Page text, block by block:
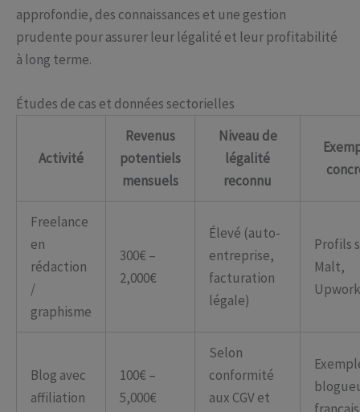
approfondie, des connaissances et une gestion
prudente pour assurer leur légalité et leur profitabilité
à long terme.
Études de cas et données sectorielles
Activité
Revenus
potentiels
mensuels
Niveau de
légalité
reconnu
Freelance
en
rédaction
/
graphisme
300€ –
2,000€
Élevé (auto-
entreprise,
facturation
légale)
Profils
Malt,
Upwork
Blog avec
affiliation
100€ –
5,000€
Selon
conformité
aux CGV et